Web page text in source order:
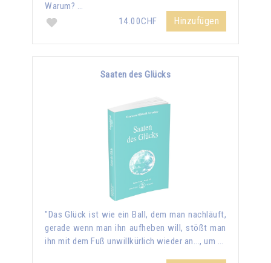
Warum? …
14.00CHF
Hinzufügen
Saaten des Glücks
"Das Glück ist wie ein Ball, dem man nachläuft,
gerade wenn man ihn aufheben will, stößt man
ihn mit dem Fuß unwillkürlich wieder an..., um …